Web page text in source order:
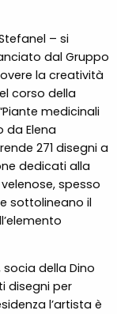
– si
dal Gruppo
la creatività
corso della
medicinali
da Elena
271 disegni a
dedicati alla
spesso
sottolineano il
socia della Dino
disegni per
l’artista è